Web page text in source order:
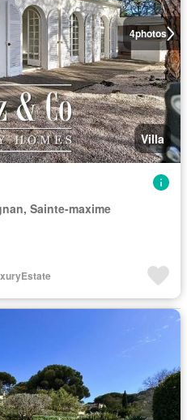
4photos
Villa
Sainte-maxime